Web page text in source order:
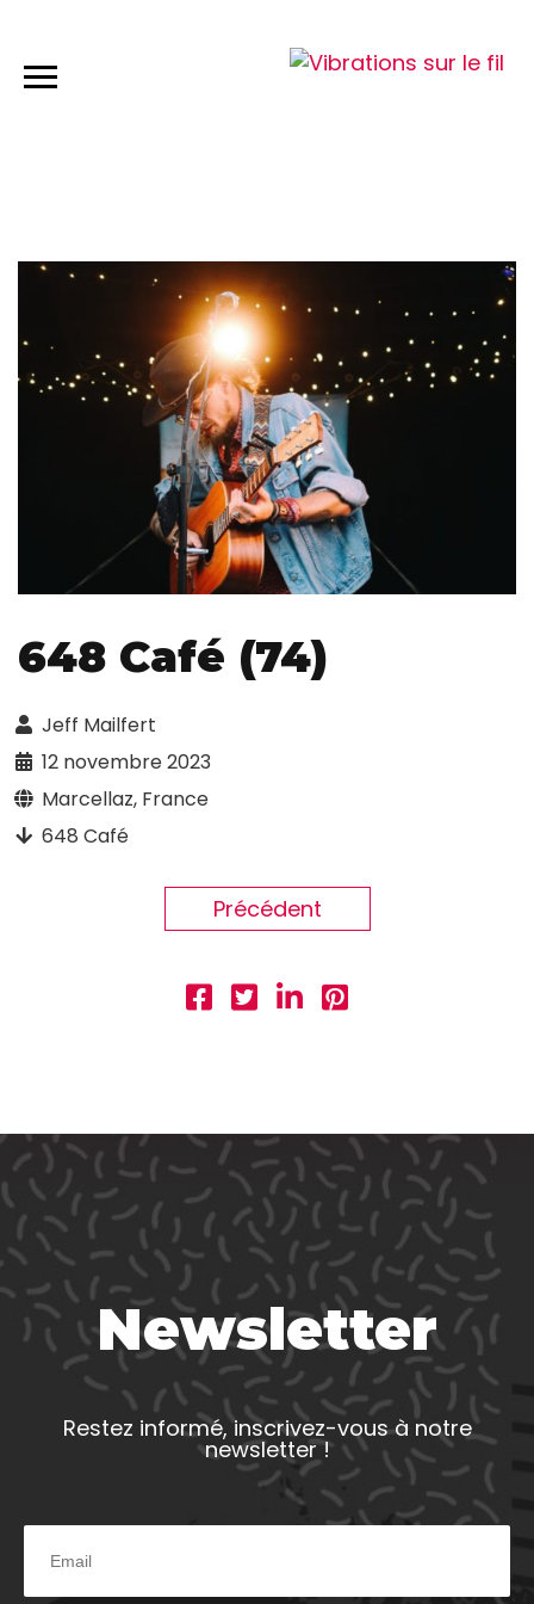
648 Café (74)
Jeff Mailfert
12 novembre 2023
Marcellaz, France
648 Café
Précédent
Newsletter
Restez informé, inscrivez-vous à notre
newsletter !